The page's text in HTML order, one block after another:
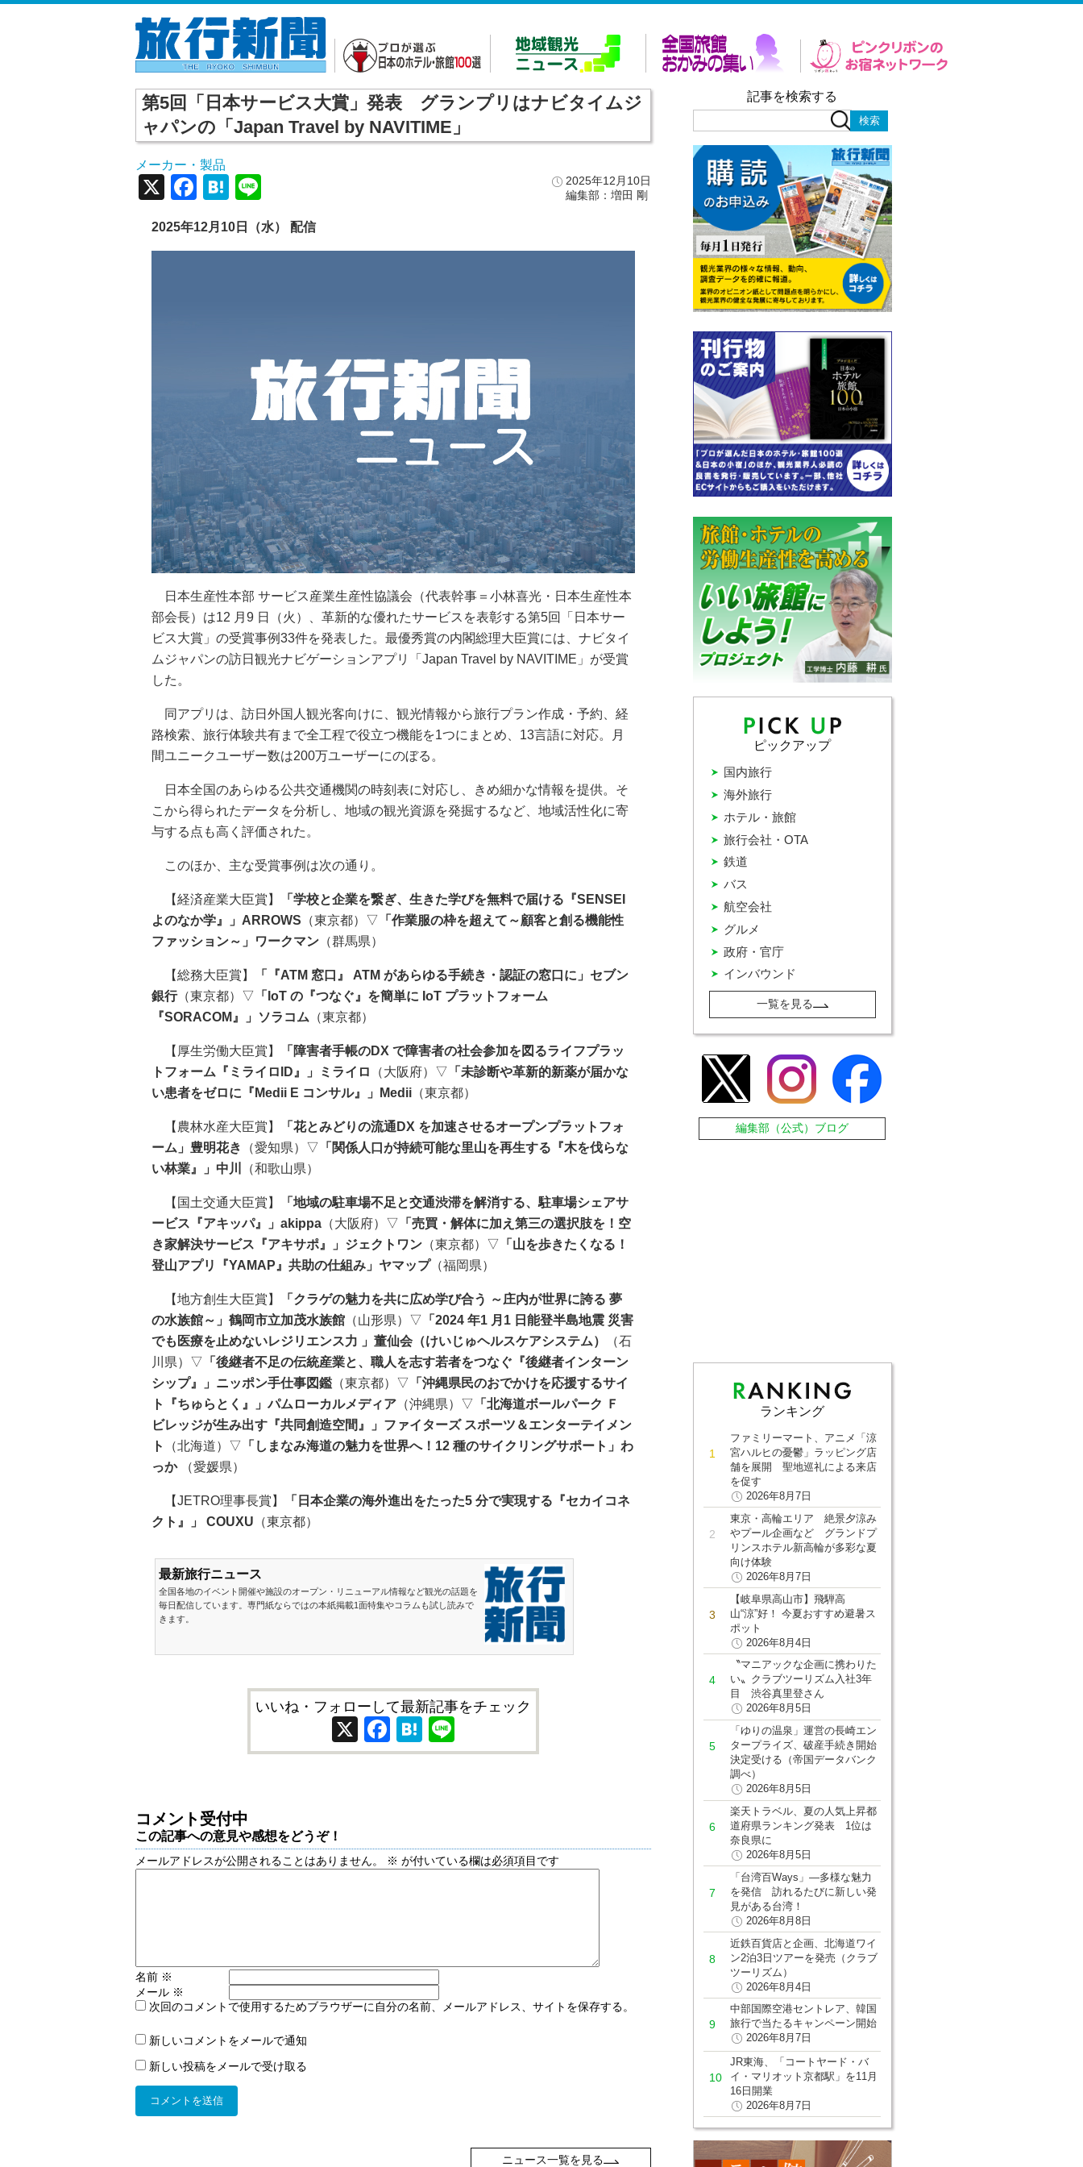
第5回「日本サービス大賞」発表 グランプリはナビタイムジ
ャパンの「Japan Travel by NAVITIME」
メーカー・製品
2025年12月10日
編集部：増田 剛
X Facebook
Hatena
2025年12月10日（水） 配信
日本生産性本部 サービス産業生産性協議会（代表幹事＝小林喜光・日本生産性本
部会長）は12 月9 日（火）、革新的な優れたサービスを表彰する第5回「日本サー
ビス大賞」の受賞事例33件を発表した。最優秀賞の内閣総理大臣賞には、ナビタイ
ムジャパンの訪日観光ナビゲーションアプリ「Japan Travel by NAVITIME」が受賞
した。
同アプリは、訪日外国人観光客向けに、観光情報から旅行プラン作成・予約、経
路検索、旅行体験共有まで全工程で役立つ機能を1つにまとめ、13言語に対応。月
間ユニークユーザー数は200万ユーザーにのぼる。
日本全国のあらゆる公共交通機関の時刻表に対応し、きめ細かな情報を提供。そ
こから得られたデータを分析し、地域の観光資源を発掘するなど、地域活性化に寄
与する点も高く評価された。
このほか、主な受賞事例は次の通り。
【経済産業大臣賞】
「学校と企業を繋ぎ、生きた学びを無料で届ける『SENSEI
よのなか学』」ARROWS （東京都）▽ 「作業服の枠を超えて～顧客と創る機能性
ファッション～」ワークマン （群馬県）
【総務大臣賞】
「『ATM 窓口』 ATM があらゆる手続き・認証の窓口に」セブン
銀行（東京都）▽ 「IoT の『つなぐ』を簡単に IoT プラットフォーム
『SORACOM』」ソラコム （東京都）
【厚生労働大臣賞】
「障害者手帳のDX で障害者の社会参加を図るライフプラッ
トフォーム『ミライロID』」ミライロ
（大阪府）▽ 「未診断や革新的新薬が届かな
い患者をゼロに『Medii E コンサル』」Medii （東京都）
【農林水産大臣賞】
「花とみどりの流通DX を加速させるオープンプラットフォ
ーム」豊明花き
（愛知県）▽ 「関係人口が持続可能な里山を再生する『木を伐らな
い林業』」中川
（和歌山県）
【国土交通大臣賞】
「地域の駐車場不足と交通渋滞を解消する、駐車場シェアサ
ービス『アキッパ』」akippa （大阪府）▽ 「売買・解体に加え第三の選択肢を！空
き家解決サービス『アキサポ』」ジェクトワン （東京都）▽ 「山を歩きたくなる！
登山アプリ『YAMAP』共助の仕組み」ヤマップ（福岡県）
【地方創生大臣賞】
「クラゲの魅力を共に広め学び合う ～庄内が世界に誇る 夢
の水族館～」鶴岡市立加茂水族館 （山形県）▽ 「2024 年1 月1 日能登半島地震 災害
でも医療を止めないレジリエンス力 」董仙会（けいじゅヘルスケアシステム）
（石
川県）▽ 「後継者不足の伝統産業と、職人を志す若者をつなぐ『後継者インターン
シップ』」ニッポン手仕事図鑑 （東京都）▽ 「沖縄県民のおでかけを応援するサイ
ト『ちゅらとく』」パムローカルメディア （沖縄県）▽ 「北海道ボールパーク Ｆ
ビレッジが生み出す『共同創造空間』」ファイターズ スポーツ＆エンターテイメン
ト
（北海道）▽ 「しまなみ海道の魅力を世界へ！12 種のサイクリングサポート」わ
っか（愛媛県）
【JETRO理事長賞】
「日本企業の海外進出をたった5 分で実現する『セカイコネ
クト』」 COUXU （東京都）
最新旅行ニュース
全国各地のイベント開催や施設のオープン・リニューアル情報など観光の話題を
毎日配信しています。専門紙ならではの本紙掲載1面特集やコラムも試し読みで
きます。
いいね・フォローして最新記事をチェック
X Facebook
Hatena
コメント受付中
この記事への意見や感想をどうぞ！
メールアドレスが公開されることはありません。 ※ が付いている欄は必須項目です
名前 ※
メール ※
次回のコメントで使用するためブラウザーに自分の名前、メールアドレス、サイトを保存する。
新しいコメントをメールで通知
新しい投稿をメールで受け取る
ニュース一覧を見る
記事を検索する
ピックアップ
インバウンド
グルメ
バス
ホテル・旅館
国内旅行
政府・官庁
旅行会社・OTA
海外旅行
航空会社
鉄道
一覧を見る
編集部（公式）ブログ
ランキング
ファミリーマート、アニメ「涼
宮ハルヒの憂鬱」ラッピング店
舗を展開 聖地巡礼による来店
を促す
2026年8月7日
東京・高輪エリア 絶景夕涼み
やプール企画など グランドプ
リンスホテル新高輪が多彩な夏
向け体験
2026年8月7日
【岐阜県高山市】飛騨高
山“涼”好！ 今夏おすすめ避暑ス
ポット
2026年8月4日
〝マニアックな企画に携わりた
い〟クラブツーリズム入社3年
目 渋谷真里登さん
2026年8月5日
「ゆりの温泉」運営の長崎エン
タープライズ、破産手続き開始
決定受ける（帝国データバンク
調べ）
2026年8月5日
楽天トラベル、夏の人気上昇都
道府県ランキング発表 1位は
奈良県に
2026年8月5日
「台湾百Ways」―多様な魅力
を発信 訪れるたびに新しい発
見がある台湾！
2026年8月8日
近鉄百貨店と企画、北海道ワイ
ン2泊3日ツアーを発売（クラブ
ツーリズム）
2026年8月4日
中部国際空港セントレア、韓国
旅行で当たるキャンペーン開始
2026年8月7日
JR東海、「コートヤード・バ
イ・マリオット京都駅」を11月
16日開業
2026年8月7日